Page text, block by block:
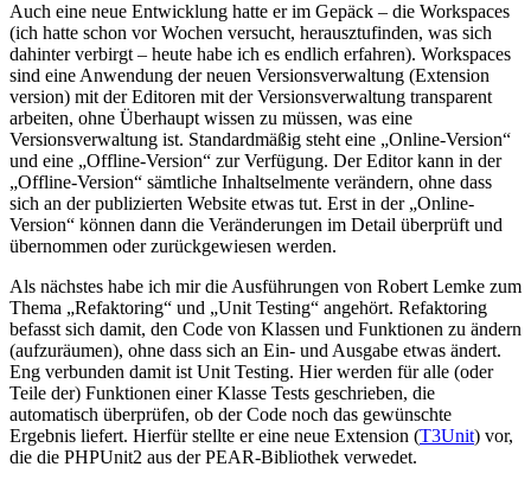
Auch eine neue Entwicklung hatte er im Gepäck – die Workspaces
(ich hatte schon vor Wochen versucht, herausztufinden, was sich
dahinter verbirgt – heute habe ich es endlich erfahren). Workspaces
sind eine Anwendung der neuen Versionsverwaltung (Extension
version) mit der Editoren mit der Versionsverwaltung transparent
arbeiten, ohne Überhaupt wissen zu müssen, was eine
Versionsverwaltung ist. Standardmäßig steht eine „Online-Version“
und eine „Offline-Version“ zur Verfügung. Der Editor kann in der
„Offline-Version“ sämtliche Inhaltselmente verändern, ohne dass
sich an der publizierten Website etwas tut. Erst in der „Online-
Version“ können dann die Veränderungen im Detail überprüft und
übernommen oder zurückgewiesen werden.
Als nächstes habe ich mir die Ausführungen von Robert Lemke zum
Thema „Refaktoring“ und „Unit Testing“ angehört. Refaktoring
befasst sich damit, den Code von Klassen und Funktionen zu ändern
(aufzuräumen), ohne dass sich an Ein- und Ausgabe etwas ändert.
Eng verbunden damit ist Unit Testing. Hier werden für alle (oder
Teile der) Funktionen einer Klasse Tests geschrieben, die
automatisch überprüfen, ob der Code noch das gewünschte
Ergebnis liefert. Hierfür stellte er eine neue Extension (T3Unit) vor,
die die PHPUnit2 aus der PEAR-Bibliothek verwedet.